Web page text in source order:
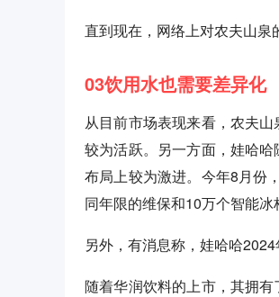
直到现在，网络上对农夫山泉
03饮用水也需要差异化
从目前市场表现来看，农夫
较为活跃。另一方面，娃哈
布局上较为激进。今年8月份
同年限的维保和10万个智能冰
另外，有消息称，娃哈哈
随着华润饮料的上市，其拥